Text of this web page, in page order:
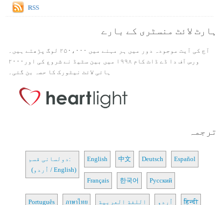
RSS
ہارٹ لائٹ منسٹری کے بارے
آج کی آیت موجودہ دور میں ہر مہنے میں ۲۵۰،۰۰۰ لوگ پڑھتے ہیں۔
ورس آف دا ڈے ڈاٹ کام ۱۹۹۸ میں بین سٹیڈ نے شروع کی اور۲۰۰۰
ہائی لائٹ نیٹورک کا حصہ بن گئی۔
ترجمہ
دولسانی قسم:
(اُردو / English)
English 中文 Deutsch Español
Français 한국어 Русский
Português ภาษาไทย اللغة العربية اُردو हिन्दी